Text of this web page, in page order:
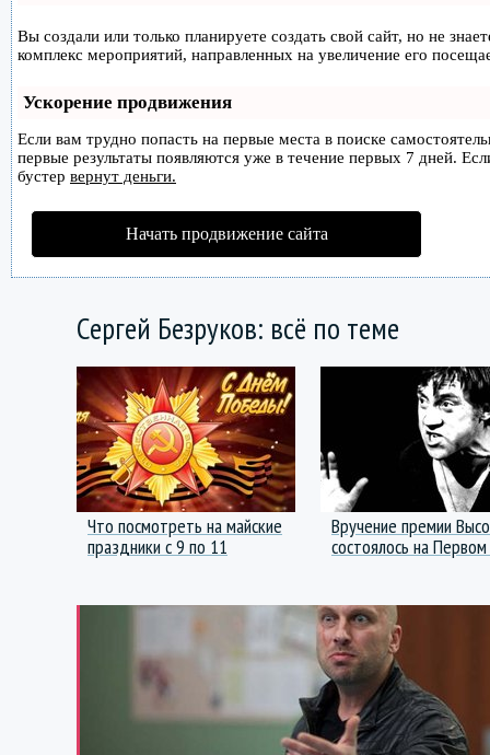
Вы создали или только планируете создать свой сайт, но не
комплекс мероприятий, направленных на увеличение его
Ускорение продвижения
Если вам трудно попасть на первые места в поиске
первые результаты появляются уже в течение первых 7 дней.
бустер вернут деньги.
Начать продвижение сайта
Сергей Безруков: всё по теме
Что посмотреть на майские
праздники с 9 по 11
Вручение премии
состоялось на